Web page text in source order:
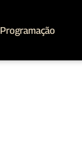
Programação